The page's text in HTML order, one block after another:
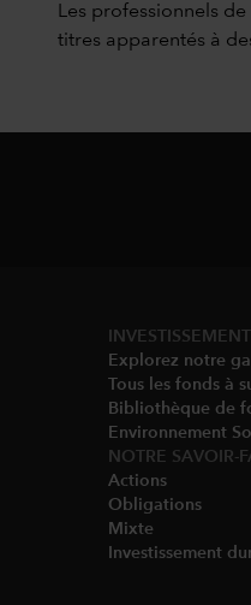
Les professionnels
titres apparentés à
INVESTISSEMENT
Explorez notre
Tous les fonds à
Bibliothèque de
Environnement
NOTRE SAVOIR-
Actions
Obligations
Mixte
Investissement